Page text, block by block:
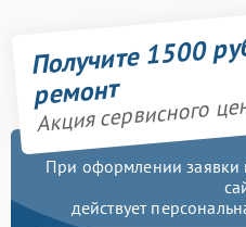
Получите 1500
ремонт
Акция сервисного
При оформлении заявки
действует